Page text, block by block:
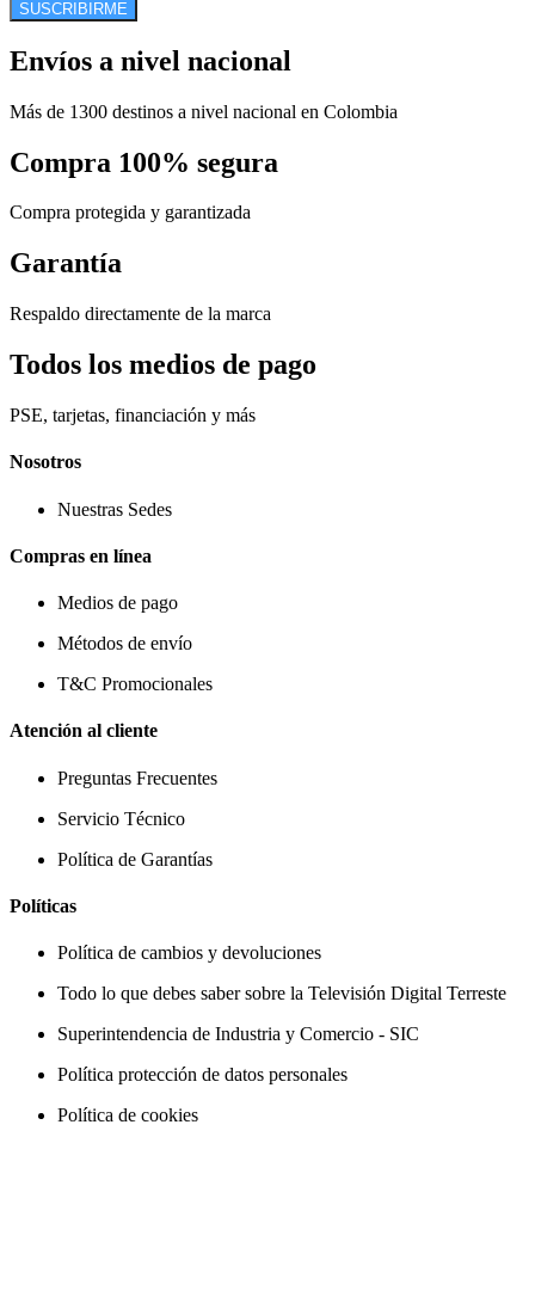
SUSCRIBIRME
Envíos a nivel nacional
Más de 1300 destinos a nivel nacional en Colombia
Compra 100% segura
Compra protegida y garantizada
Garantía
Respaldo directamente de la marca
Todos los medios de pago
PSE, tarjetas, financiación y más
Nosotros
Nuestras Sedes
Compras en línea
Medios de pago
Métodos de envío
T&C Promocionales
Atención al cliente
Preguntas Frecuentes
Servicio Técnico
Política de Garantías
Políticas
Política de cambios y devoluciones
Todo lo que debes saber sobre la Televisión Digital Terreste
Superintendencia de Industria y Comercio - SIC
Política protección de datos personales
Política de cookies